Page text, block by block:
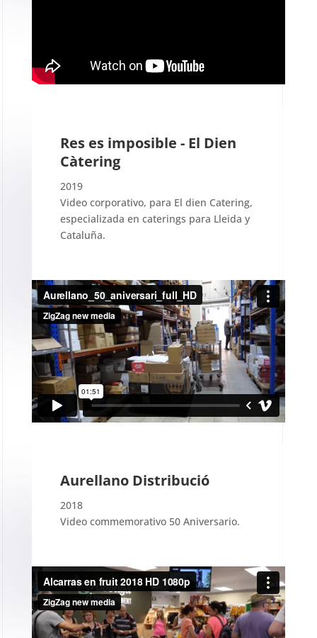
Res es imposible - El Dien
Càtering
2019
Video corporativo, para El dien Catering,
especializada en caterings para Lleida y
Cataluña.
Aurellano Distribució
2018
Video commemorativo 50 Aniversario.